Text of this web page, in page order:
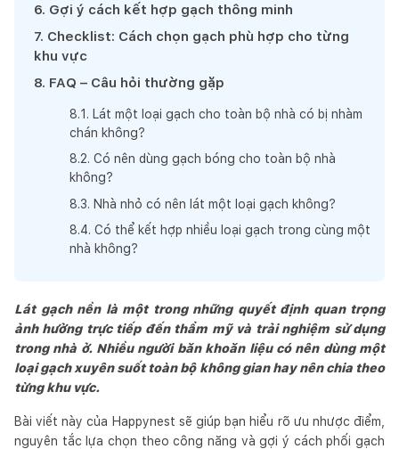
6. Gợi ý cách kết hợp gạch thông minh
7. Checklist: Cách chọn gạch phù hợp cho từng
khu vực
8. FAQ – Câu hỏi thường gặp
8.1 . Lát một loại gạch cho toàn bộ nhà có bị nhàm
chán không?
8.2. Có nên dùng gạch bóng cho toàn bộ nhà
không?
8.3. Nhà nhỏ có nên lát một loại gạch không?
8.4. Có thể kết hợp nhiều loại gạch trong cùng một
nhà không?
Lát gạch nền là một trong những quyết định quan trọng
ảnh hưởng trực tiếp đến thẩm mỹ và trải nghiệm sử dụng
trong nhà ở. Nhiều người băn khoăn liệu có nên dùng một
loại gạch xuyên suốt toàn bộ không gian hay nên chia theo
từng khu vực.
Bài viết này của Happynest sẽ giúp bạn hiểu rõ ưu nhược điểm,
nguyên tắc lựa chọn theo công năng và gợi ý cách phối gạch